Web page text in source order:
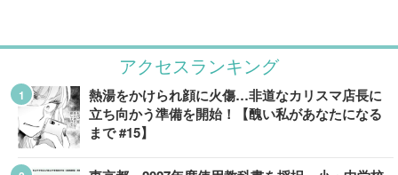
アクセスランキング
熱湯をかけられ顔に火傷…非道なカリスマ店長に
立ち向かう準備を開始！【醜い私があなたになる
まで #15】